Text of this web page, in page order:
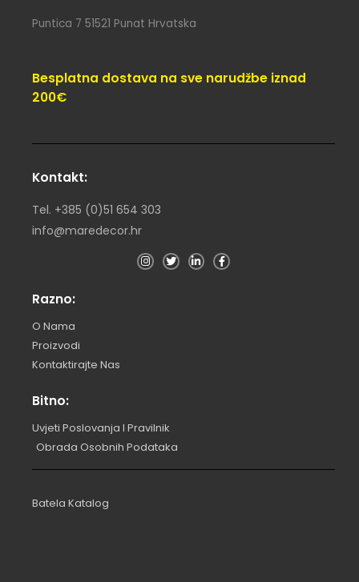
Puntica 7 51521 Punat Hrvatska
Besplatna dostava na sve narudžbe iznad
200€
Kontakt:
Tel. +385 (0)51 654 303
info@maredecor.hr
Razno:
O Nama
Proizvodi
Kontaktirajte Nas
Bitno:
Uvjeti Poslovanja I Pravilnik
Obrada Osobnih Podataka
Batela Katalog